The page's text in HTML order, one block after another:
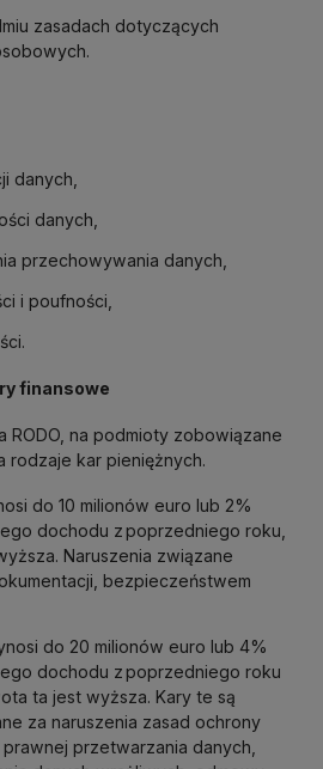
zasadach dotyczących
danych,
danych,
przechowywania danych,
i poufności,
finansowe
RODO, na podmioty zobowiązane
rodzaje kar pieniężnych.
do 10 milionów euro lub 2%
dochodu z poprzedniego roku,
Naruszenia związane
bezpieczeństwem
do 20 milionów euro lub 4%
dochodu z poprzedniego roku
ta jest wyższa. Kary te są
za naruszenia zasad ochrony
przetwarzania danych,